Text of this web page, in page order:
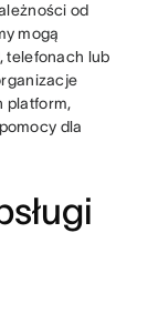
od
mogą
telefonach lub
platform,
dla